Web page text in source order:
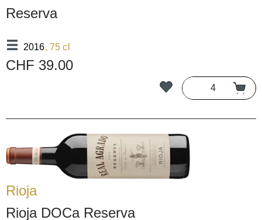
Reserva
2016, 75 cl
CHF 39.00
Rioja
Rioja DOCa Reserva